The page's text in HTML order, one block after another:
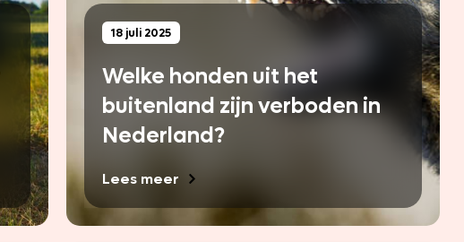
18 juli 2025
Welke honden uit het
buitenland zijn verboden in
Nederland?
Lees meer